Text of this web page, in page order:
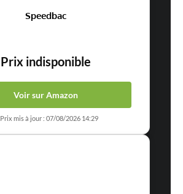
Speedbac
Prix indisponible
Voir sur Amazon
Prix mis à jour : 07/08/2026 14:29